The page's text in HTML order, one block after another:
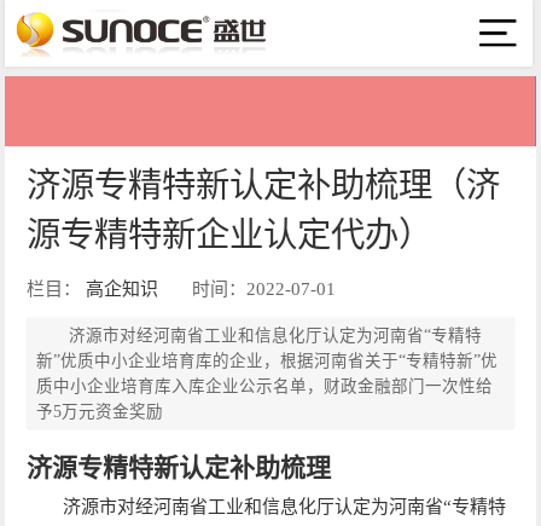
济源专精特新认定补助梳理（济
源专精特新企业认定代办）
栏目：高企知识 时间：2022-07-01
济源市对经河南省工业和信息化厅认定为河南省“专精特
新”优质中小企业培育库的企业，根据河南省关于“专精特新”优
质中小企业培育库入库企业公示名单，财政金融部门一次性给
予5万元资金奖励
济源专精特新认定补助梳理
济源市对经河南省工业和信息化厅认定为河南省“专精特